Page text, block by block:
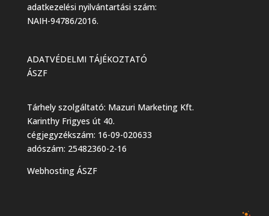
adatkezelési nyilvántartási szám:
NAIH-94786/2016.
ADATVÉDELMI TÁJÉKOZTATÓ
ÁSZF
Tárhely szolgáltató: Mazuri Marketing Kft.
Karinthy Frigyes út 40.
cégjegyzékszám: 16-09-020633
adószám: 25482360-2-16
Webhosting ÁSZF